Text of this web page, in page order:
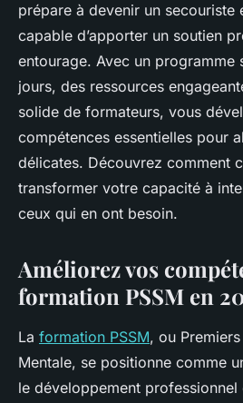
prépare à devenir un secouriste
capable d’apporter un soutien
entourage. Avec un programme
jours, des ressources
solide de formateurs, vous
compétences essentielles pour
délicates. Découvrez comment
transformer votre capacité à
ceux qui en ont besoin.
Améliorez vos
formation PSSM en
La formation PSSM, ou
Mentale, se positionne comme
le développement professionnel